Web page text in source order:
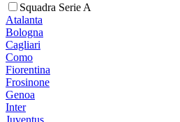
Squadra Serie A
Atalanta
Bologna
Cagliari
Como
Fiorentina
Frosinone
Genoa
Inter
Juventus